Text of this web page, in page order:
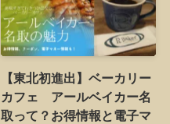
【東北初進出】ベーカリー
カフェ アールベイカー名
取って？お得情報と電子マ